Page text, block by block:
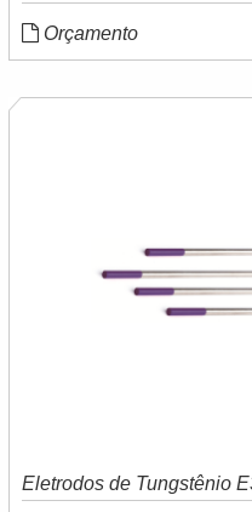
Orçamento
Eletrodos de Tungstênio